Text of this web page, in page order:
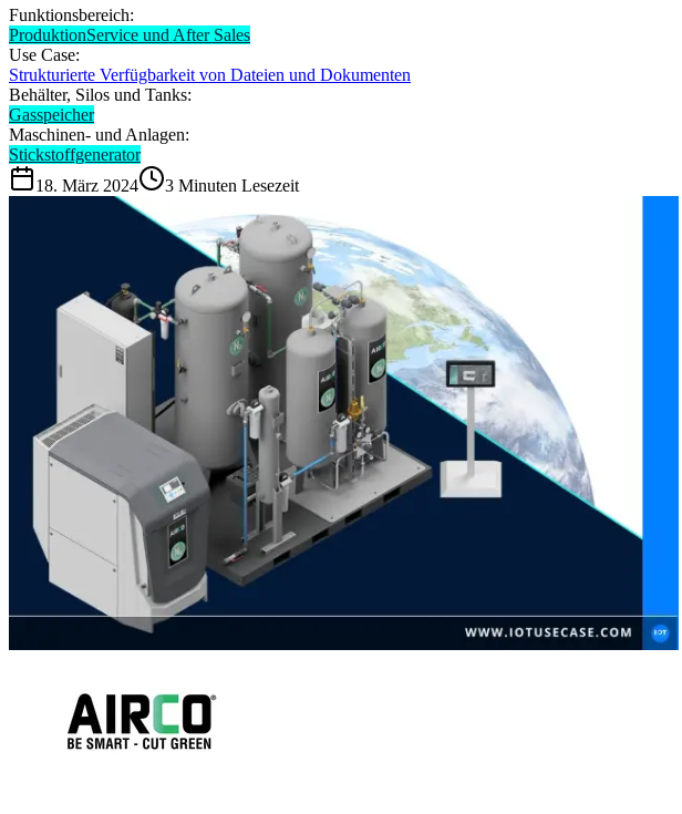
Funktionsbereich:
ProduktionService und After Sales
Use Case:
Strukturierte Verfügbarkeit von Dateien und Dokumenten
Behälter, Silos und Tanks:
Gasspeicher
Maschinen- und Anlagen:
Stickstoffgenerator
18. März 2024
3 Minuten Lesezeit